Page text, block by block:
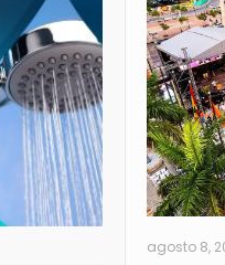
agosto 8,